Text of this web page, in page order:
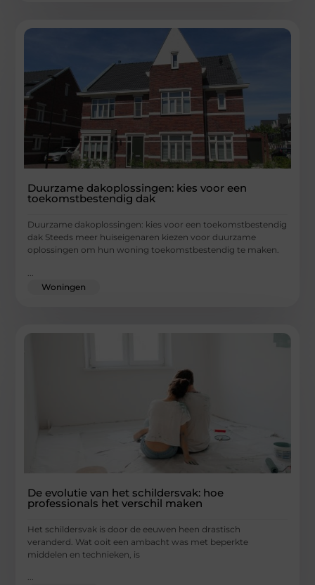
Duurzame dakoplossingen: kies voor een
toekomstbestendig dak
Duurzame dakoplossingen: kies voor een toekomstbestendig
dak Steeds meer huiseigenaren kiezen voor duurzame
oplossingen om hun woning toekomstbestendig te maken.
Woningen
De evolutie van het schildersvak: hoe
professionals het verschil maken
Het schildersvak is door de eeuwen heen drastisch
veranderd. Wat ooit een ambacht was met beperkte
middelen en technieken, is
...